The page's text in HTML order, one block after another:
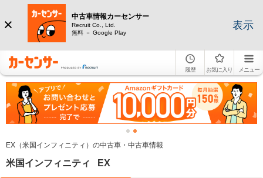
中古車情報カーセンサー
Recruit Co., Ltd.
無料 － Google Play
表示
履歴 お気に入り メニュー
EX（米国インフィニティ）の中古車・中古車情報
米国インフィニティ EX